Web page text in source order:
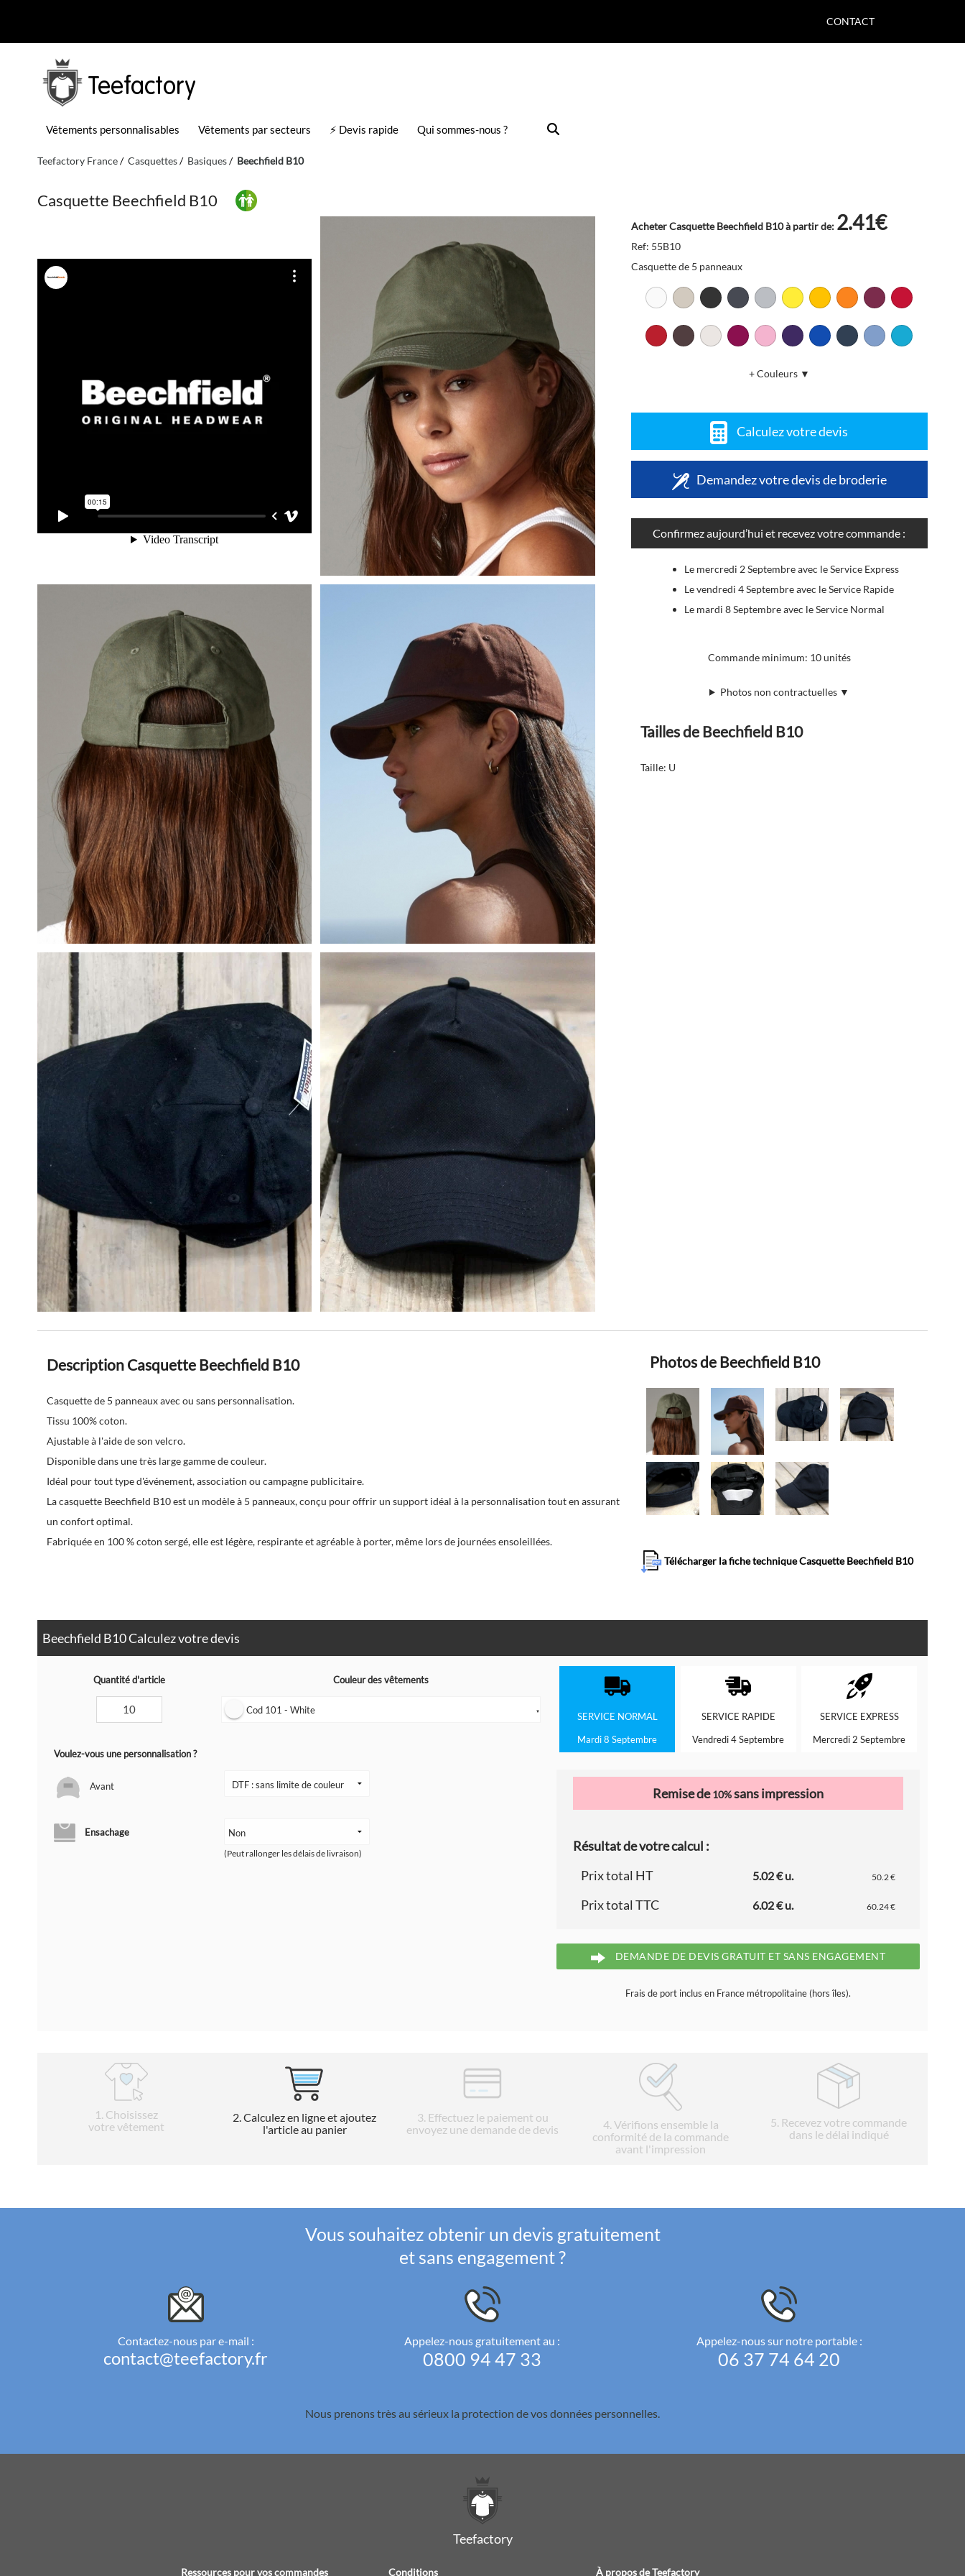
CONTACT
Teefactory
Vêtements personnalisables Vêtements par secteurs ⚡ Devis rapide Qui sommes-nous ?
Teefactory France Casquettes Basiques Beechfield B10
Casquette Beechfield B10
Acheter Casquette Beechfield B10 à partir de: 2.41€
Ref: 55B10
Casquette de 5 panneaux
+ Couleurs ▼
Calculez votre devis
Demandez votre devis de broderie
Confirmez aujourd’hui et recevez votre commande :
Le mercredi 2 Septembre avec le Service Express
Le vendredi 4 Septembre avec le Service Rapide
Le mardi 8 Septembre avec le Service Normal
Commande minimum: 10 unités
Photos non contractuelles ▼
Tailles de Beechfield B10
Taille: U
Description Casquette Beechfield B10
Casquette de 5 panneaux avec ou sans personnalisation.
Tissu 100% coton.
Ajustable à l'aide de son velcro.
Disponible dans une très large gamme de couleur.
Idéal pour tout type d'événement, association ou campagne publicitaire.
La casquette Beechfield B10 est un modèle à 5 panneaux, conçu pour offrir un support idéal à la personnalisation tout en assurant
un confort optimal.
Fabriquée en 100 % coton sergé, elle est légère, respirante et agréable à porter, même lors de journées ensoleillées.
Photos de Beechfield B10
Télécharger la fiche technique Casquette Beechfield B10
Beechfield B10 Calculez votre devis
Quantité d'article Couleur des vêtements
Cod 101 - White ▼
Voulez-vous une personnalisation ?
Avant
Ensachage
(Peut rallonger les délais de livraison)
SERVICE NORMAL
Mardi 8 Septembre
SERVICE RAPIDE
Vendredi 4 Septembre
SERVICE EXPRESS
Mercredi 2 Septembre
Remise de10%sans impression
Résultat de votre calcul :
Prix total HT
5.02 € u. 50.2 €
Prix total TTC 6.02 € u. 60.24 €
DEMANDE DE DEVIS GRATUIT ET SANS ENGAGEMENT
Frais de port inclus en France métropolitaine (hors îles).
1 . Choisissez
votre vêtement
2 . Calculez en ligne et ajoutez
l'article au panier
3 . Effectuez le paiement ou
envoyez une demande de devis
4. Vérifions ensemble la
conformité de la commande
avant l'impression
5. Recevez votre commande
dans le délai indiqué
Vous souhaitez obtenir un devis gratuitement
et sans engagement ?
Contactez-nous par e-mail :
contact@teefactory.fr
Appelez-nous gratuitement au :
0800 94 47 33
Appelez-nous sur notre portable :
06 37 74 64 20
Nous prenons très au sérieux la protection de vos données personnelles.
Teefactory
Ressources pour vos commandes Conditions À propos de Teefactory